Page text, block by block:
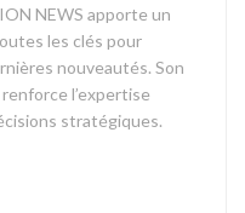
NEWS apporte un
les clés pour
nouveautés. Son
l’expertise
stratégiques.